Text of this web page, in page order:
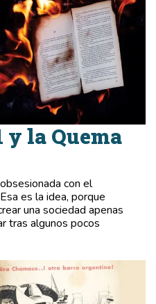
y la Quema
con el
es la idea, porque
una sociedad apenas
tras algunos pocos